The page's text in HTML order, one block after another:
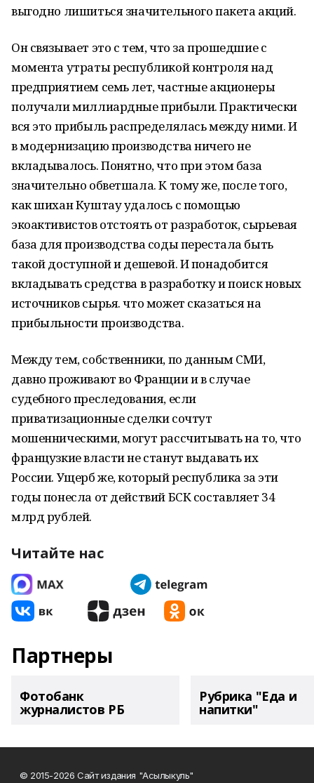
выгодно лишиться значительного пакета акций.
Он связывает это с тем, что за прошедшие с
момента утраты республикой контроля над
предприятием семь лет, частные акционеры
получали миллиардные прибыли. Практически
вся это прибыль распределялась между ними. И
в модернизацию производства ничего не
вкладывалось. Понятно, что при этом база
значительно обветшала. К тому же, после того,
как шихан Куштау удалось с помощью
экоактивистов отстоять от разработок, сырьевая
база для производства соды перестала быть
такой доступной и дешевой. И понадобится
вкладывать средства в разработку и поиск новых
источников сырья. что может сказаться на
прибыльности производства.
Между тем, собственники, по данным СМИ,
давно проживают во Франции и в случае
судебного преследования, если
приватизационные сделки сочтут
мошенническими, могут рассчитывать на то, что
французкие власти не станут выдавать их
России. Ущерб же, который республика за эти
годы понесла от действий БСК составляет 34
млрд рублей.
Читайте нас
Партнеры
Фотобанк
журналистов РБ
Рубрика "Еда и
напитки"
© 2015-2026 Сайт издания "Асылыкуль"